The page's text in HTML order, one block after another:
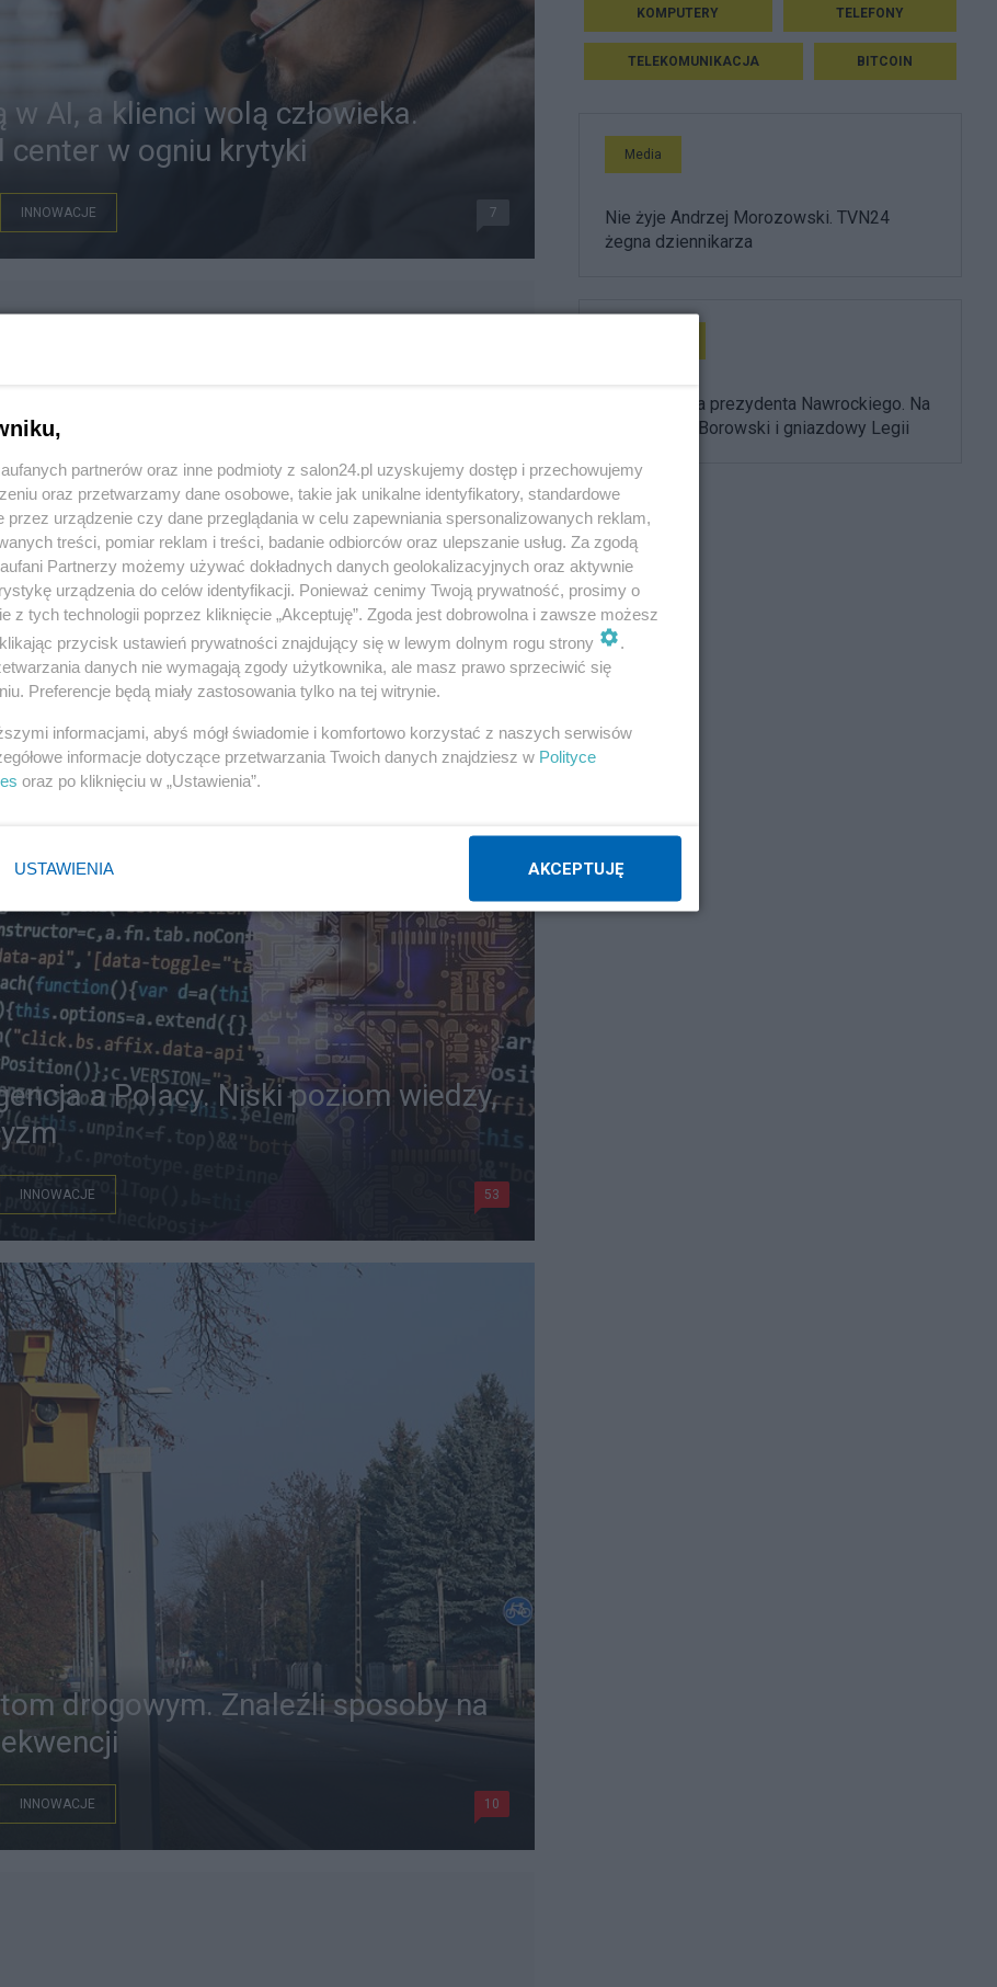
w AI, a klienci wolą człowieka.
center w ogniu krytyki
INNOWACJE 7
a Polacy. Niski poziom wiedzy,
INNOWACJE 53
drogowym. Znaleźli sposoby na
INNOWACJE 10
KOMPUTERY TELEFONY
TELEKOMUNIKACJA BITCOIN
Media
Nie żyje Andrzej Morozowski. TVN24
żegna dziennikarza
Ułaskawienia prezydenta Nawrockiego. Na
liście Adam Borowski i gniazdowy Legii
partnerów oraz inne podmioty z salon24.pl uzyskujemy dostęp i przechowujemy
oraz przetwarzamy dane osobowe, takie jak unikalne identyfikatory, standardowe
przez urządzenie czy dane przeglądania w celu zapewniania spersonalizowanych reklam,
treści, pomiar reklam i treści, badanie odbiorców oraz ulepszanie usług. Za zgodą
Partnerzy możemy używać dokładnych danych geolokalizacyjnych oraz aktywnie
urządzenia do celów identyfikacji. Ponieważ cenimy Twoją prywatność, prosimy o
z tych technologii poprzez kliknięcie „Akceptuję”. Zgoda jest dobrowolna i zawsze możesz
przycisk ustawień prywatności znajdujący się w lewym dolnym rogu strony
.
danych nie wymagają zgody użytkownika, ale masz prawo sprzeciwić się
Preferencje będą miały zastosowania tylko na tej witrynie.
informacjami, abyś mógł świadomie i komfortowo korzystać z naszych serwisów
informacje dotyczące przetwarzania Twoich danych znajdziesz w Polityce
oraz po kliknięciu w „Ustawienia”.
USTAWIENIA AKCEPTUJĘ